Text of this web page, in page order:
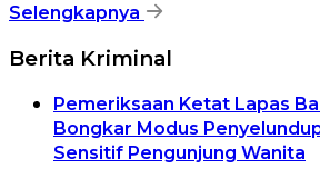
Selengkapnya
Berita Kriminal
Pemeriksaan Ketat Lapas
Bongkar Modus
Sensitif Pengunjung Wanita